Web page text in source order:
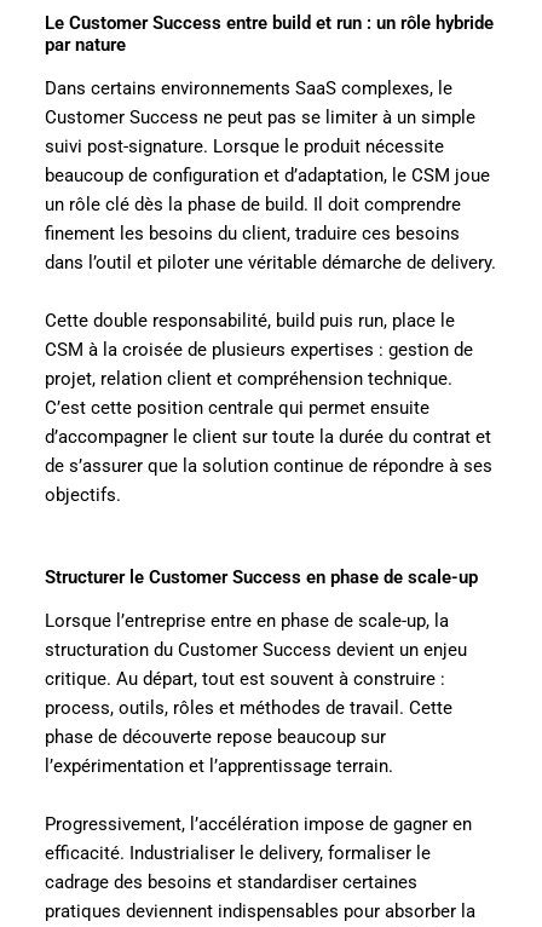
Le Customer Success entre build et run : un rôle hybride
par nature
Dans certains environnements SaaS complexes, le
Customer Success ne peut pas se limiter à un simple
suivi post-signature. Lorsque le produit nécessite
beaucoup de configuration et d’adaptation, le CSM joue
un rôle clé dès la phase de build. Il doit comprendre
finement les besoins du client, traduire ces besoins
dans l’outil et piloter une véritable démarche de delivery.
Cette double responsabilité, build puis run, place le
CSM à la croisée de plusieurs expertises : gestion de
projet, relation client et compréhension technique.
C’est cette position centrale qui permet ensuite
d’accompagner le client sur toute la durée du contrat et
de s’assurer que la solution continue de répondre à ses
objectifs.
Structurer le Customer Success en phase de scale-up
Lorsque l’entreprise entre en phase de scale-up, la
structuration du Customer Success devient un enjeu
critique. Au départ, tout est souvent à construire :
process, outils, rôles et méthodes de travail. Cette
phase de découverte repose beaucoup sur
l’expérimentation et l’apprentissage terrain.
Progressivement, l’accélération impose de gagner en
efficacité. Industrialiser le delivery, formaliser le
cadrage des besoins et standardiser certaines
pratiques deviennent indispensables pour absorber la